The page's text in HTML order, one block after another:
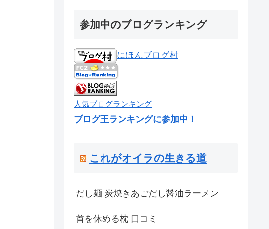
参加中のブログランキング
にほんブログ村
人気ブログランキング
ブログ王ランキングに参加中！
これがオイラの生きる道
だし麺 炭焼きあごだし醤油ラーメン
首を休める枕 口コミ